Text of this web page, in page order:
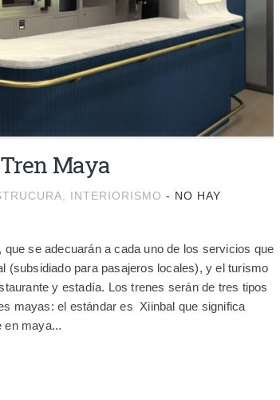
Maya
, INTERIORISMO - NO HAY
se adecuarán a cada uno de los servicios que
(subsidiado para pasajeros locales), y el turismo
y estadía. Los trenes serán de tres tipos
mayas: el estándar es Xiinbal que significa
en maya...